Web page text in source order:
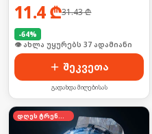
11.4₾31.43₾
-64%
🛒 ბოლო 24სთ-ში იყიდა 8-მა
შეკვეთა
გადახდა მიღებისას
დღეს ტრენდში